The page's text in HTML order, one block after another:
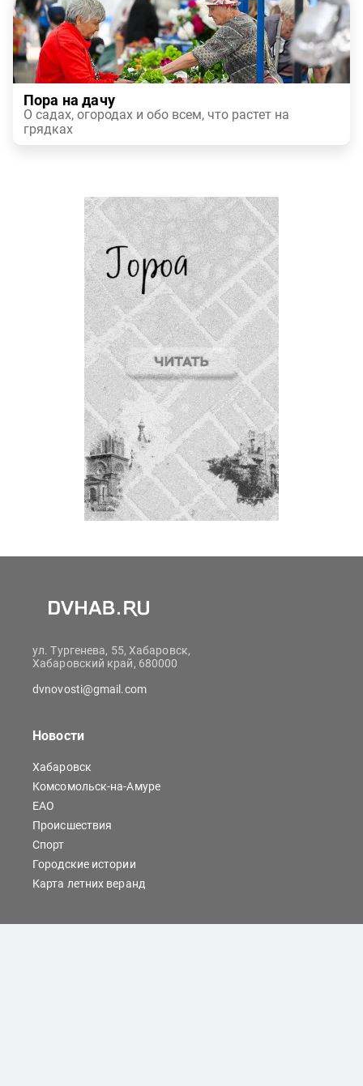
Пора на дачу
О садах, огородах и обо всем, что растет на
грядках
ул. Тургенева, 55, Хабаровск,
Хабаровский край, 680000
dvnovosti@gmail.com
Новости
Хабаровск
Комсомольск-на-Амуре
ЕАО
Происшествия
Спорт
Городские истории
Карта летних веранд